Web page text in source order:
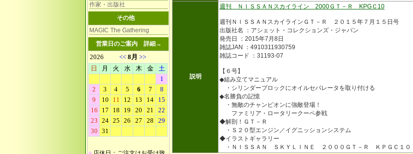
作家・出版社
その他
MAGIC The Gathering
営業日のご案内 詳細→
説明
週刊 ＮＩＳＳＡＮスカイライン 2000ＧＴ－Ｒ KPGＣ10
週刊ＮＩＳＳＡＮスカイラインＧＴ－Ｒ ２０１５年７月１５日号
出版社名 ：アシェット・コレクションズ・ジャパン
発売日 ：2015年7月8日
雑誌JAN ：4910311930759
雑誌コード ：31193-07
【６号】
◆組み立てマニュアル
・シリンダーブロックにオイルセパレータを取り付ける
◆名勝負の記憶
・無敵のチャンピオンに強敵登場！
ファミリア・ロータリークーペ参戦
◆解剖！ＧＴ－Ｒ
・Ｓ２０型エンジン／イグニッションシステム
◆イラストギャラリー
・ＮＩＳＳＡＮ ＳＫＹＬＩＮＥ ２０００ＧＴ－Ｒ ＫＰＧＣ１０